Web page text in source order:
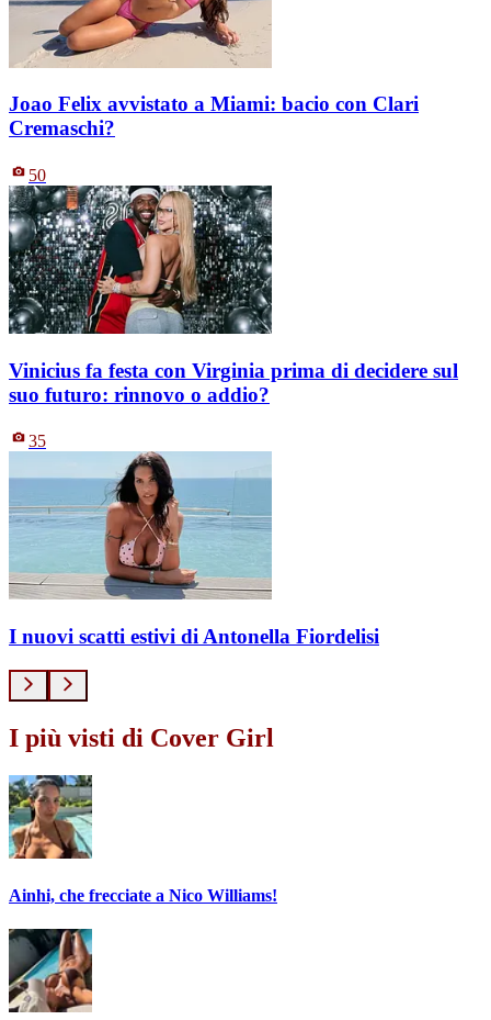
Joao Felix avvistato a Miami: bacio con Clari
Cremaschi?
50
Vinicius fa festa con Virginia prima di decidere sul
suo futuro: rinnovo o addio?
35
I nuovi scatti estivi di Antonella Fiordelisi
I più visti di Cover Girl
Ainhi, che frecciate a Nico Williams!